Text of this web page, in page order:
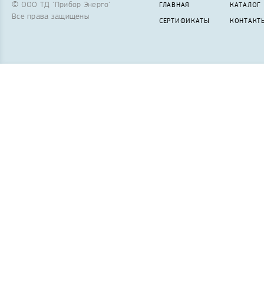
© ООО ТД "Прибор Энерго"
Все права защищены
ГЛАВНАЯ
КАТАЛОГ
СЕРТИФИКАТЫ